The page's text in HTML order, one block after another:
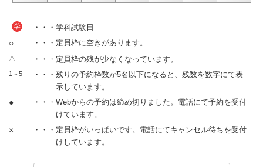
学 ・・・学科試験日
○ ・・・定員枠に空きがあります。
△ ・・・定員枠の残が少なくなっています。
1～5
・・・残りの予約枠数が5名以下になると、残数を数字にて表
示しています。
●
・・・Webからの予約は締め切りました。電話にて予約を受付
けています。
×
・・・定員枠がいっぱいです。電話にてキャンセル待ちを受付
けしています。